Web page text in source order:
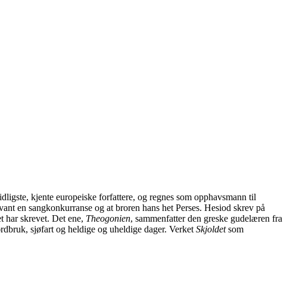
kjente europeiske forfattere, og regnes som opphavsmann til
en sangkonkurranse og at broren hans het Perses. Hesiod skrev på
har skrevet. Det ene, Theogonien, sammenfatter den greske gudelæren fra
sjøfart og heldige og uheldige dager. Verket Skjoldetsom